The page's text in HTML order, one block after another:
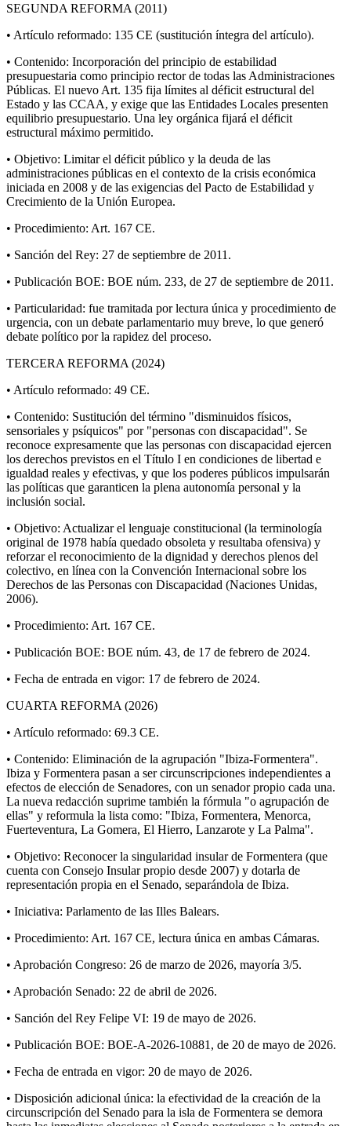
SEGUNDA REFORMA (2011)
• Artículo reformado: 135 CE (sustitución íntegra del artículo).
• Contenido: Incorporación del principio de estabilidad
presupuestaria como principio rector de todas las Administraciones
Públicas. El nuevo Art. 135 fija límites al déficit estructural del
Estado y las CCAA, y exige que las Entidades Locales presenten
equilibrio presupuestario. Una ley orgánica fijará el déficit
estructural máximo permitido.
• Objetivo: Limitar el déficit público y la deuda de las
administraciones públicas en el contexto de la crisis económica
iniciada en 2008 y de las exigencias del Pacto de Estabilidad y
Crecimiento de la Unión Europea.
• Procedimiento: Art. 167 CE.
• Sanción del Rey: 27 de septiembre de 2011.
• Publicación BOE: BOE núm. 233, de 27 de septiembre de 2011.
• Particularidad: fue tramitada por lectura única y procedimiento de
urgencia, con un debate parlamentario muy breve, lo que generó
debate político por la rapidez del proceso.
TERCERA REFORMA (2024)
• Artículo reformado: 49 CE.
• Contenido: Sustitución del término "disminuidos físicos,
sensoriales y psíquicos" por "personas con discapacidad". Se
reconoce expresamente que las personas con discapacidad ejercen
los derechos previstos en el Título I en condiciones de libertad e
igualdad reales y efectivas, y que los poderes públicos impulsarán
las políticas que garanticen la plena autonomía personal y la
inclusión social.
• Objetivo: Actualizar el lenguaje constitucional (la terminología
original de 1978 había quedado obsoleta y resultaba ofensiva) y
reforzar el reconocimiento de la dignidad y derechos plenos del
colectivo, en línea con la Convención Internacional sobre los
Derechos de las Personas con Discapacidad (Naciones Unidas,
2006).
• Procedimiento: Art. 167 CE.
• Publicación BOE: BOE núm. 43, de 17 de febrero de 2024.
• Fecha de entrada en vigor: 17 de febrero de 2024.
CUARTA REFORMA (2026)
• Artículo reformado: 69.3 CE.
• Contenido: Eliminación de la agrupación "Ibiza-Formentera".
Ibiza y Formentera pasan a ser circunscripciones independientes a
efectos de elección de Senadores, con un senador propio cada una.
La nueva redacción suprime también la fórmula "o agrupación de
ellas" y reformula la lista como: "Ibiza, Formentera, Menorca,
Fuerteventura, La Gomera, El Hierro, Lanzarote y La Palma".
• Objetivo: Reconocer la singularidad insular de Formentera (que
cuenta con Consejo Insular propio desde 2007) y dotarla de
representación propia en el Senado, separándola de Ibiza.
• Iniciativa: Parlamento de las Illes Balears.
• Procedimiento: Art. 167 CE, lectura única en ambas Cámaras.
• Aprobación Congreso: 26 de marzo de 2026, mayoría 3/5.
• Aprobación Senado: 22 de abril de 2026.
• Sanción del Rey Felipe VI: 19 de mayo de 2026.
• Publicación BOE: BOE-A-2026-10881, de 20 de mayo de 2026.
• Fecha de entrada en vigor: 20 de mayo de 2026.
• Disposición adicional única: la efectividad de la creación de la
circunscripción del Senado para la isla de Formentera se demora